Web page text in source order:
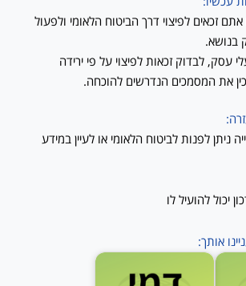
זכאים לפיצוי דרך הביטוח הלאומי ולפעול
בנושא.
עסק, לבדוק זכאות לפיצוי על פי ירידה
את המסמכים הנדרשים להוכחה.
ניתן לפנות לביטוח הלאומי או לעיין במידע
יכול להועיל לו
אותך: